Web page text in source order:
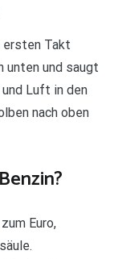
ersten Takt
unten und saugt
Luft in den
nach oben
Euro,